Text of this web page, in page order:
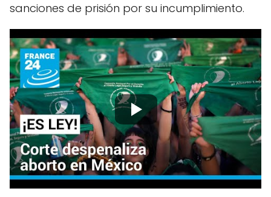
sanciones de prisión por su incumplimiento.